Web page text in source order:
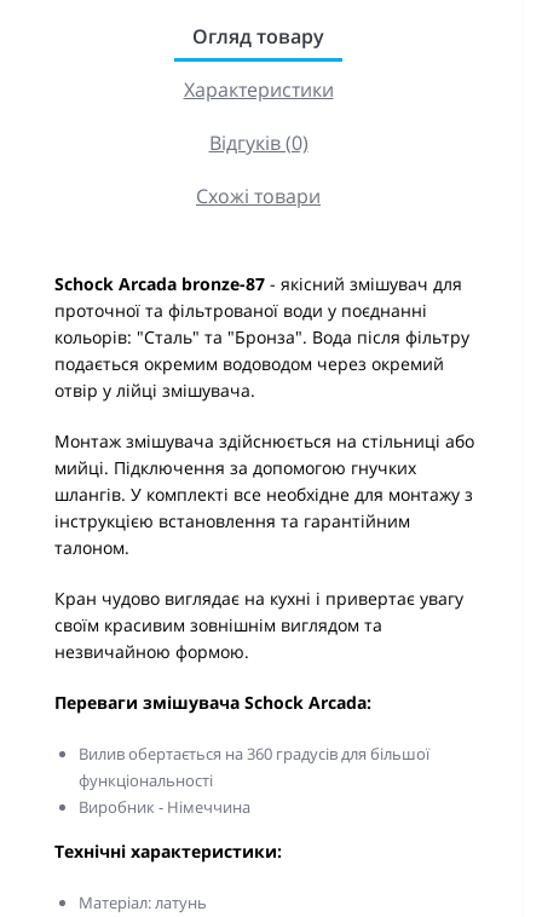
Огляд товару
Характеристики
Відгуків (0)
Схожі товари
Schock Arcada bronze-87 - якісний змішувач для
проточної та фільтрованої води у поєднанні
кольорів: "Сталь" та "Бронза". Вода після фільтру
подається окремим водоводом через окремий
отвір у лійці змішувача.
Монтаж змішувача здійснюється на стільниці або
мийці. Підключення за допомогою гнучких
шлангів. У комплекті все необхідне для монтажу з
інструкцією встановлення та гарантійним
талоном.
Кран чудово виглядає на кухні і привертає увагу
своїм красивим зовнішнім виглядом та
незвичайною формою.
Переваги змішувача Schock Arcada:
Вилив обертається на 360 градусів для більшої
функціональності
Виробник - Німеччина
Технічні характеристики:
Матеріал: латунь